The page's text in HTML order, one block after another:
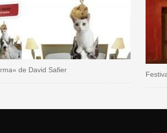
de David Safier